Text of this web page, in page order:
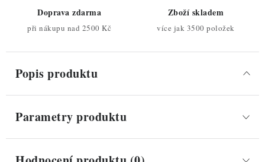
Doprava zdarma
při nákupu nad 2500 Kč
Zboží skladem
více jak 3500 položek
Popis produktu
Parametry produktu